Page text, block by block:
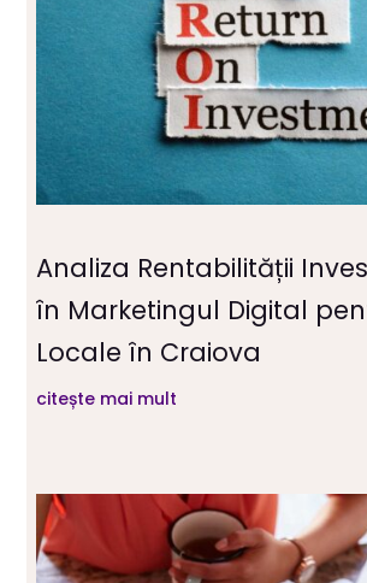
Analiza Rentabilității
în Marketingul Digital
Locale în Craiova
citește mai mult